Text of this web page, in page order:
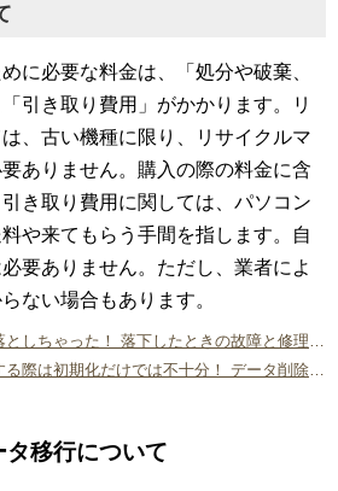
に必要な料金は、「処分や破棄、
引き取り費用」がかかります。リ
、古い機種に限り、リサイクルマ
ありません。購入の際の料金に含
き取り費用に関しては、パソコン
や来てもらう手間を指します。自
要ありません。ただし、業者によ
ない場合もあります。
移行について